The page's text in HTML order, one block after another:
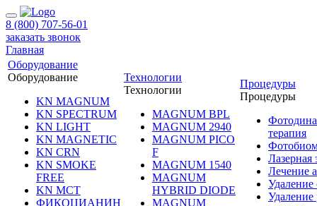
8 (800) 707-56-01
заказать звонок
Главная
Оборудование
Оборудование
KN MAGNUM
KN SPECTRUM
KN LIGHT
KN MAGNETIC
KN CRN
KN SMOKE
FREE
KN MCT
ФИКОЦИАНИН
Технологии
Технологии
MAGNUM BPL
MAGNUM 2940
MAGNUM PICO
F
MAGNUM 1540
MAGNUM
HYBRID DIODE
MAGNUM
Процедуры
Процедуры
терапия
Лазерная
Лечение
Удаление